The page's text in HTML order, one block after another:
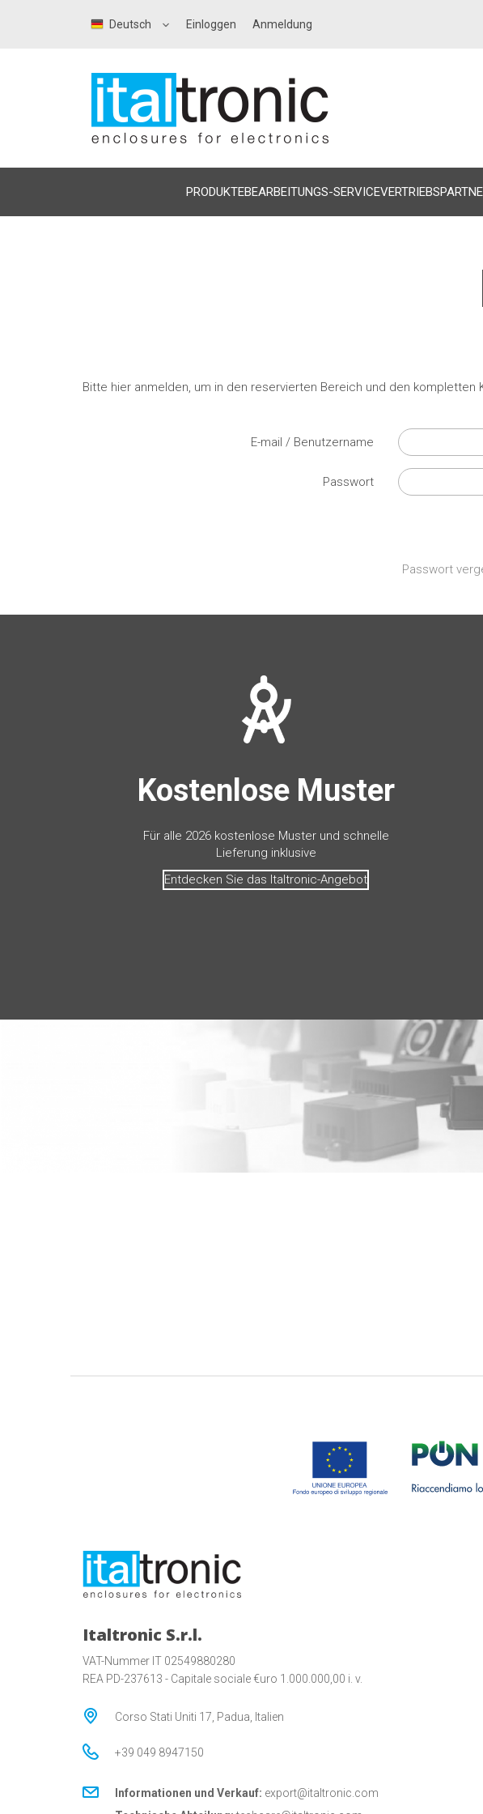
Deutsch Einloggen Anmeldung
PRODUKTEBEARBEITUNGS-SERVICE
Bitte hier anmelden, um in den reservierten Bereich und den kompletten
E-mail / Benutzername
Passwort
Passwort
Kostenlose Muster
Für alle 2026 kostenlose Muster und schnelle
Lieferung inklusive
Entdecken Sie das Italtronic-Angebot
Italtronic S.r.l.
VAT-Nummer IT 02549880280
REA PD-237613 - Capitale sociale €uro 1.000.000,00 i. v.
Corso Stati Uniti 17, Padua, Italien
+39 049 8947150
Informationen und Verkauf: export@italtronic.com